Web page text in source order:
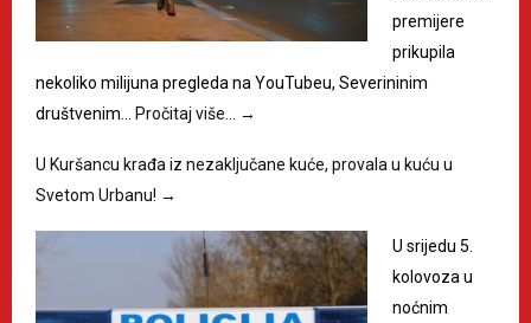
premijere
prikupila
nekoliko milijuna pregleda na YouTubeu, Severininim
društvenim…
Pročitaj više… →
U Kuršancu krađa iz nezaključane kuće, provala u kuću u
Svetom Urbanu! →
U srijedu 5.
kolovoza u
noćnim